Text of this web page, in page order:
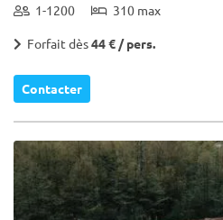
1-1200 310 max
Forfait dès44 € / pers.
Contacter